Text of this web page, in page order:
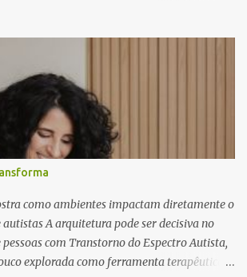
influenciando diretamente o
mental. Segundo o neurocientista e
Skaraboto , o organismo ainda opera com
primitivos. “O nosso cérebro foi moldado ao
para viver na natureza, respeitando
noite e as estações do ano. Quando a
que precisa economizar energia,
preparando para um período de poucos
mecanismo aj...
como ambientes impactam diretamente o
A arquitetura pode ser decisiva no
com Transtorno do Espectro Autista,
explorada como ferramenta terapêutica